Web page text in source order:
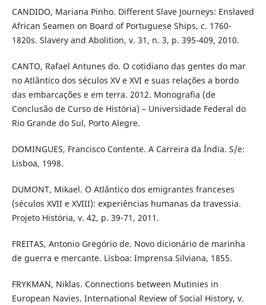
CANDIDO, Mariana Pinho. Different Slave Journeys: Enslaved
African Seamen on Board of Portuguese Ships, c. 1760-
1820s. Slavery and Abolition, v. 31, n. 3, p. 395-409, 2010.
CANTO, Rafael Antunes do. O cotidiano das gentes do mar
no Atlântico dos séculos XV e XVI e suas relações a bordo
das embarcações e em terra. 2012. Monografia (de
Conclusão de Curso de História) – Universidade Federal do
Rio Grande do Sul, Porto Alegre.
DOMINGUES, Francisco Contente. A Carreira da Índia. S/e:
Lisboa, 1998.
DUMONT, Mikael. O Atlântico dos emigrantes franceses
(séculos XVII e XVIII): experiências humanas da travessia.
Projeto História, v. 42, p. 39-71, 2011.
FREITAS, Antonio Gregório de. Novo dicionário de marinha
de guerra e mercante. Lisboa: Imprensa Silviana, 1855.
FRYKMAN, Niklas. Connections between Mutinies in
European Navies. International Review of Social History, v.